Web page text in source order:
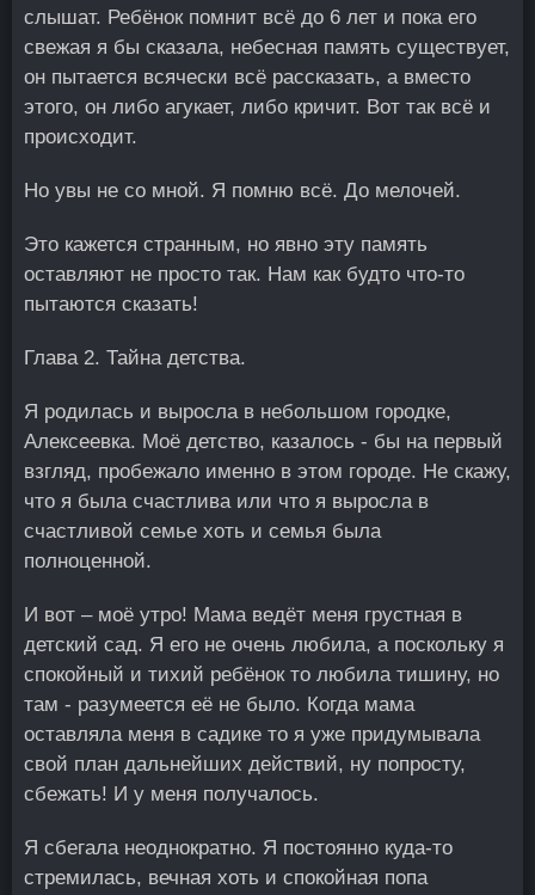
слышат. Ребёнок помнит всё до 6 лет и пока его
свежая я бы сказала, небесная память существует,
он пытается всячески всё рассказать, а вместо
этого, он либо агукает, либо кричит. Вот так всё и
происходит.
Но увы не со мной. Я помню всё. До мелочей.
Это кажется странным, но явно эту память
оставляют не просто так. Нам как будто что-то
пытаются сказать!
Глава 2. Тайна детства.
Я родилась и выросла в небольшом городке,
Алексеевка. Моё детство, казалось - бы на первый
взгляд, пробежало именно в этом городе. Не скажу,
что я была счастлива или что я выросла в
счастливой семье хоть и семья была
полноценной.
И вот – моё утро! Мама ведёт меня грустная в
детский сад. Я его не очень любила, а поскольку я
спокойный и тихий ребёнок то любила тишину, но
там - разумеется её не было. Когда мама
оставляла меня в садике то я уже придумывала
свой план дальнейших действий, ну попросту,
сбежать! И у меня получалось.
Я сбегала неоднократно. Я постоянно куда-то
стремилась, вечная хоть и спокойная попа